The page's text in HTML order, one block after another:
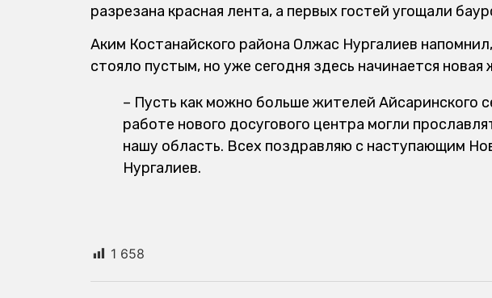
разрезана красная лента, а первых гостей угощали
Аким Костанайского района Олжас Нургалиев
стояло пустым, но уже сегодня здесь начинается новая
– Пусть как можно больше жителей Айсаринского
работе нового досугового центра могли
нашу область. Всех поздравляю с наступающим
Нургалиев.
1 658